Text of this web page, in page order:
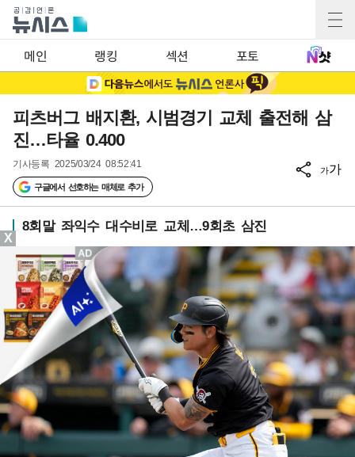
메인 랭킹 섹션 포토
피츠버그 배지환, 시범경기 교체 출전해 삼
진…타율 0.400
기사등록 2025/03/24 08:52:41
구글에서 선호하는 매체로 추가
가가
8회말 좌익수 대수비로 교체…9회초 삼진
X